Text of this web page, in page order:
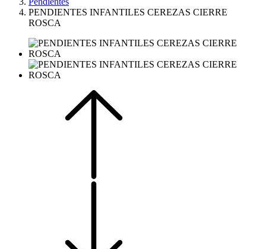
PENDIENTES INFANTILES CEREZAS CIERRE
ROSCA